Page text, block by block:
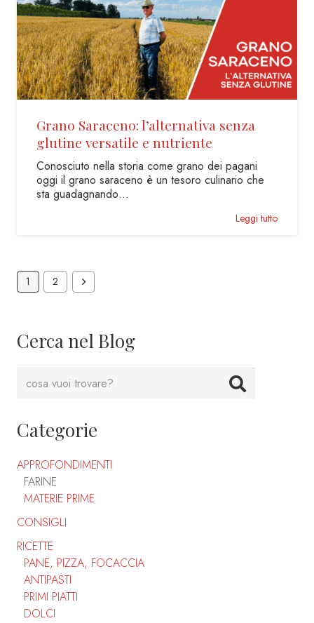
Cerca nel Blog
Categorie
APPROFONDIMENTI
FARINE
MATERIE PRIME
CONSIGLI
RICETTE
PANE, PIZZA, FOCACCIA
ANTIPASTI
PRIMI PIATTI
DOLCI
Grano Saraceno: l’alternativa senza
glutine versatile e nutriente
Conosciuto nella storia come grano dei pagani
oggi il grano saraceno è un tesoro culinario che
sta guadagnando…
Leggi tutto
1 2